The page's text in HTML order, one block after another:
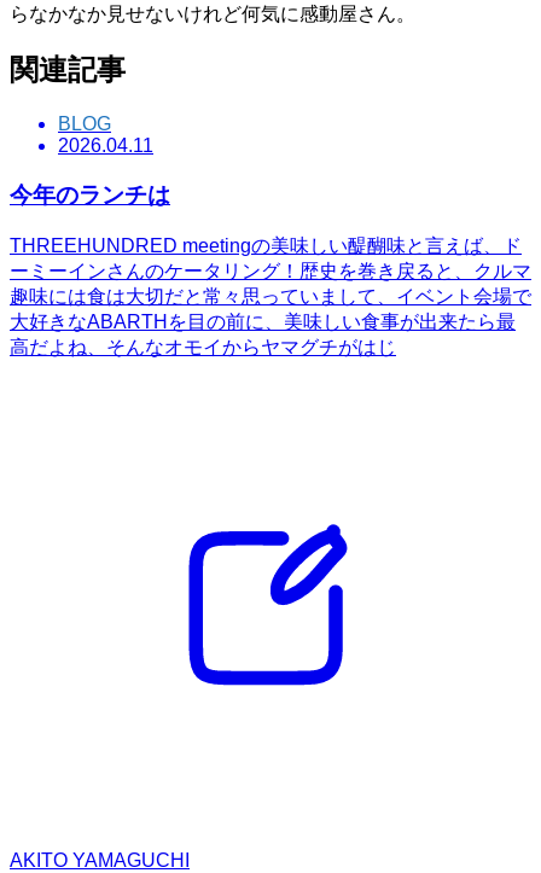
らなかなか見せないけれど何気に感動屋さん。
関連記事
BLOG
2026.04.11
今年のランチは
THREEHUNDRED meetingの美味しい醍醐味と言えば、ド
ーミーインさんのケータリング！歴史を巻き戻ると、クルマ
趣味には食は大切だと常々思っていまして、イベント会場で
大好きなABARTHを目の前に、美味しい食事が出来たら最
高だよね、そんなオモイからヤマグチがはじ
AKITO YAMAGUCHI